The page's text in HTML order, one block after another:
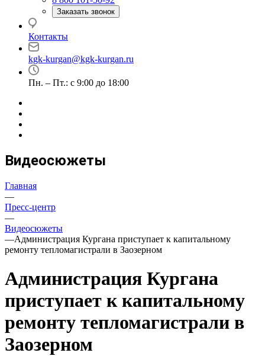
Заказать звонок
Контакты
kgk-kurgan@kgk-kurgan.ru
Пн. – Пт.: с 9:00 до 18:00
Видеосюжеты
Главная
—
Пресс-центр
—
Видеосюжеты
—Администрация Кургана приступает к капитальному
ремонту тепломагистрали в Заозерном
Администрация Кургана
приступает к капитальному
ремонту тепломагистрали в
Заозерном